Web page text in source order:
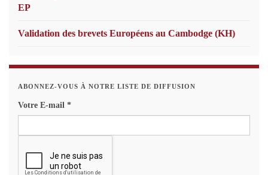
EP
Validation des brevets Européens au Cambodge (KH)
ABONNEZ-VOUS À NOTRE LISTE DE DIFFUSION
Votre E-mail *